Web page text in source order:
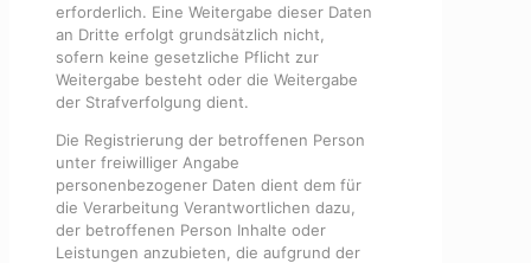
erforderlich. Eine Weitergabe dieser Daten
an Dritte erfolgt grundsätzlich nicht,
sofern keine gesetzliche Pflicht zur
Weitergabe besteht oder die Weitergabe
der Strafverfolgung dient.
Die Registrierung der betroffenen Person
unter freiwilliger Angabe
personenbezogener Daten dient dem für
die Verarbeitung Verantwortlichen dazu,
der betroffenen Person Inhalte oder
Leistungen anzubieten, die aufgrund der